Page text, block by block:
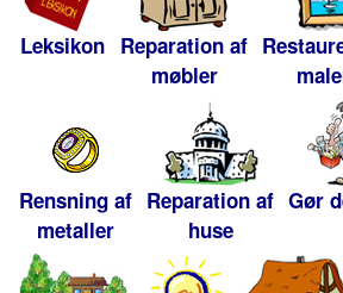
Leksikon Reparation af
møbler
Rensning af
metaller
Reparation af
huse
Gør